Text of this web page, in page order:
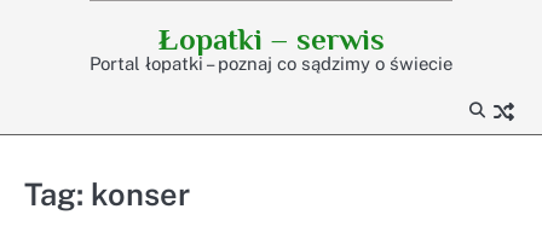
Łopatki – serwis
Portal łopatki – poznaj co sądzimy o świecie
Tag: konser